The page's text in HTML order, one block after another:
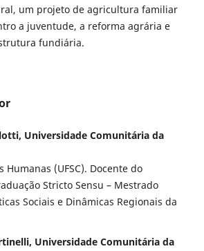
um projeto de agricultura familiar
a juventude, a reforma agrária e
fundiária.
Universidade Comunitária da
Humanas (UFSC). Docente do
Stricto Sensu – Mestrado
Sociais e Dinâmicas Regionais da
Universidade Comunitária da